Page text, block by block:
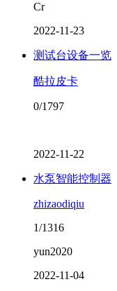
Cr
2022-11-23
测试台设备一览
酷拉皮卡
0/1797
2022-11-22
水泵智能控制器
zhizaodiqiu
1/1316
yun2020
2022-11-04